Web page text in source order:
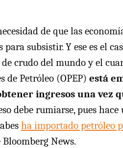
de que las
para subsistir. Y ese es el
crudo del mundo y el
de Petróleo (OPEP) está
ingresos una vez
debe rumiarse, pues
ha importado petróleo
News.